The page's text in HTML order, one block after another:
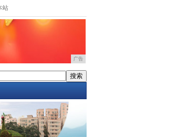
站
广告
高效运营里程新纪录·宇通氢燃料高速版重卡上市即交付，诠释行业